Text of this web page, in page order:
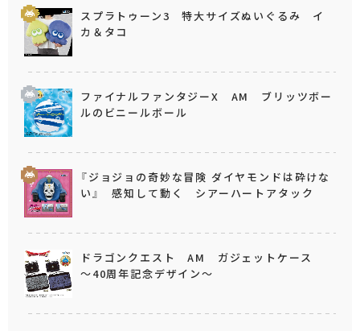
スプラトゥーン3 特大サイズぬいぐるみ イ
カ＆タコ
ファイナルファンタジーX AM ブリッツボー
ルのビニールボール
『ジョジョの奇妙な冒険 ダイヤモンドは砕けな
い』 感知して動く シアーハートアタック
ドラゴンクエスト AM ガジェットケース
～40周年記念デザイン～